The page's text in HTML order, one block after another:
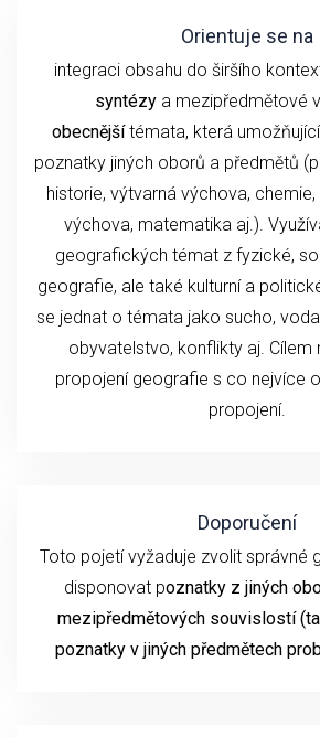
Orientuje se na
integraci obsahu do širšího
syntézy a mezipředmětové
obecnějšítémata, která
poznatky jiných oborů a předmětů
historie, výtvarná výchova,
výchova, matematika aj.).
geografických témat z fyzické,
geografie, ale také kulturní a
se jednat o témata jako sucho,
obyvatelstvo, konflikty aj. Cílem
propojení geografie s co nejvíce
propojení.
Doporučení
Toto pojetí vyžaduje zvolit správné
disponovat poznatky z jiných
mezipředmětových souvislostí
poznatky v jiných předmětech